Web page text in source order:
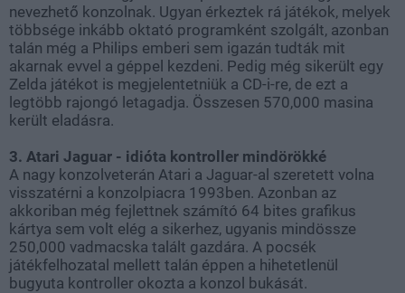
nevezhető konzolnak. Ugyan érkeztek rá játékok, melyek
többsége inkább oktató programként szolgált, azonban
talán még a Philips emberi sem igazán tudták mit
akarnak evvel a géppel kezdeni. Pedig még sikerült egy
Zelda játékot is megjelentetniük a CD-i-re, de ezt a
legtöbb rajongó letagadja. Összesen 570,000 masina
került eladásra.
3. Atari Jaguar - idióta kontroller mindörökké
A nagy konzolveterán Atari a Jaguar-al szeretett volna
visszatérni a konzolpiacra 1993ben. Azonban az
akkoriban még fejlettnek számító 64 bites grafikus
kártya sem volt elég a sikerhez, ugyanis mindössze
250,000 vadmacska talált gazdára. A pocsék
játékfelhozatal mellett talán éppen a hihetetlenül
bugyuta kontroller okozta a konzol bukását.